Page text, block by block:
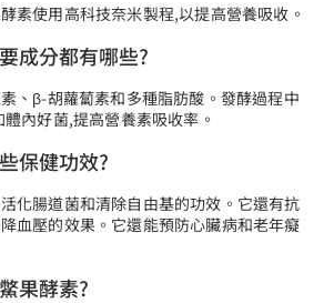
素使用高科技奈米製程,以提高營養吸收。
成分都有哪些?
、β-胡蘿蔔素和多種脂肪酸。發酵過程中
內好菌,提高營養素吸收率。
保健功效?
化腸道菌和清除自由基的功效。它還有抗
血壓的效果。它還能預防心臟病和老年癡
果酵素?